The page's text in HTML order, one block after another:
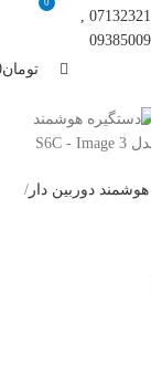
07132321919 ,
0
تومان
دوربین دار